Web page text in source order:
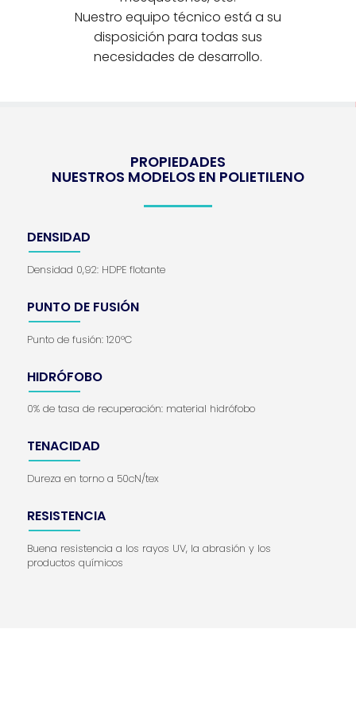
Nuestro equipo técnico está a su
disposición para todas sus
necesidades de desarrollo.
PROPIEDADES
NUESTROS MODELOS EN POLIETILENO
DENSIDAD
Densidad 0,92: HDPE flotante
PUNTO DE FUSIÓN
Punto de fusión: 120°C
HIDRÓFOBO
0% de tasa de recuperación: material hidrófobo
TENACIDAD
Dureza en torno a 50cN/tex
RESISTENCIA
Buena resistencia a los rayos UV, la abrasión y los
productos químicos